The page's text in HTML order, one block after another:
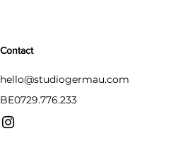
Contact
hello@studiogermau.com
BE0729.776.233